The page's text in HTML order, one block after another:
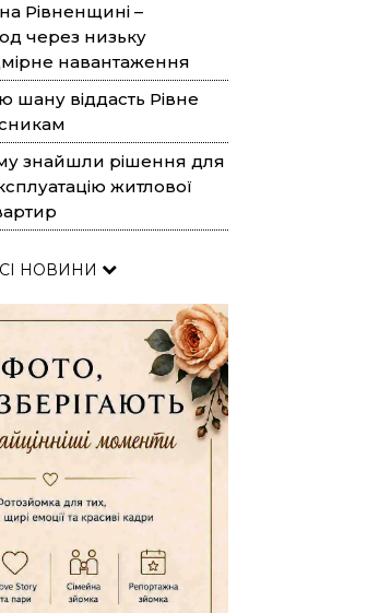
Рівненщині –
через низьку
навантаження
шану віддасть Рівне
знайшли рішення для
житлової
НОВИНИ